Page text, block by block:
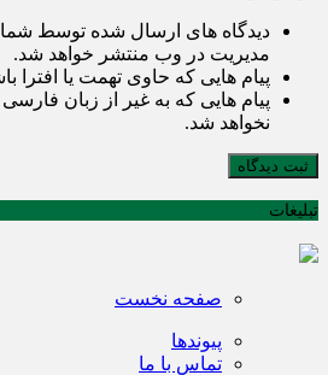
دیدگاه های ارسال شده توسط
مدیریت در وب منتشر خواهد شد.
پیام هایی که حاوی تهمت یا افترا
پیام هایی که به غیر از زبان
نخواهد شد.
ثبت دیدگاه
تبلیغات
صفحه نخست
پیوندها
تماس با ما